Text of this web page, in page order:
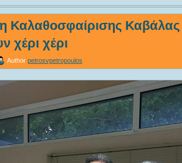
Καβάλας
χέρι χέρι
Author petrosvpetropoulos